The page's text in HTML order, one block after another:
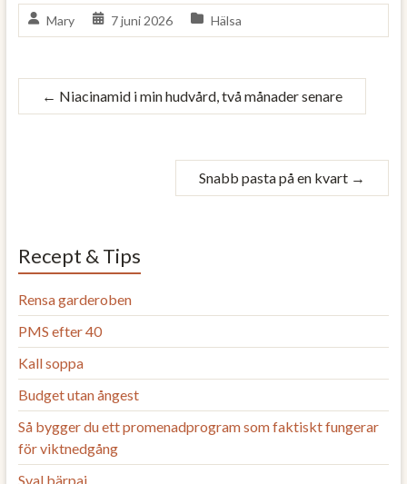
Mary 7 juni 2026 Hälsa
← Niacinamid i min hudvård, två månader senare
Snabb pasta på en kvart →
Recept & Tips
Rensa garderoben
PMS efter 40
Kall soppa
Budget utan ångest
Så bygger du ett promenadprogram som faktiskt fungerar
för viktnedgång
Sval bärpaj